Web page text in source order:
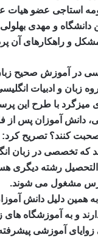
استاجی عضو هیات
دانشگاه و مهدی
و راهکارهای آن
در آموزش صحیح
زبان و ادبیات
میزگرد با طرح این
دانش آموزان پس از
صحبت کنند؟ تصریح کرد:
که تخصصی در زبان
رشته دیگری
مشغول می شوند.
همین دلیل دانش
و به آموزشگاه های
زوایای آموزشی